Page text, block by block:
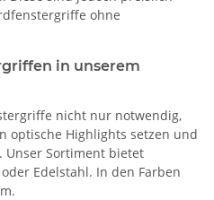
ohne
in unserem
nicht nur notwendig,
optische Highlights setzen und
Unser Sortiment bietet
Edelstahl. In den Farben